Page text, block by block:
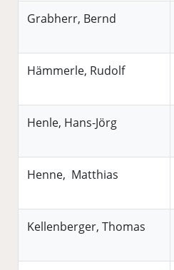
Grabherr, Bernd
Hämmerle, Rudolf
Henle, Hans-Jörg
Henne, Matthias
Kellenberger, Thomas